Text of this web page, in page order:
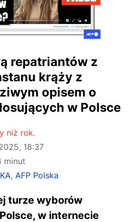
repatriantów z
krąży z
opisem o
w Polsce
niż rok.
18:37
minut
, AFP Polska
turze wyborów
w internecie